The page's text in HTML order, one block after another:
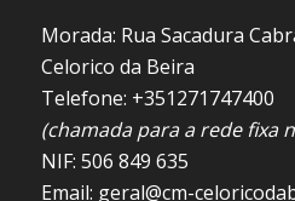
Morada: Rua Sacadura
Celorico da Beira
Telefone: +351271747400
(chamada para a rede fixa
NIF: 506 849 635
Email: geral@cm-